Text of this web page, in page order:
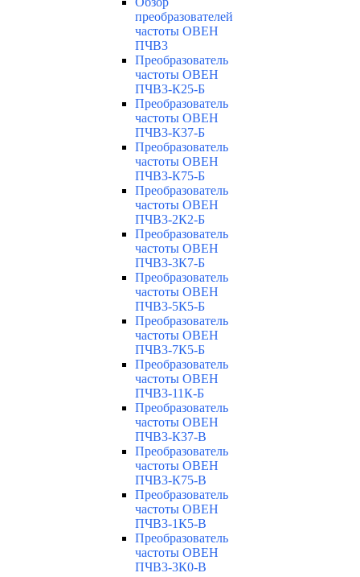
преобразователей
частоты ОВЕН
ПЧВ3
Преобразователь
частоты ОВЕН
ПЧВ3-К25-Б
Преобразователь
частоты ОВЕН
ПЧВ3-К37-Б
Преобразователь
частоты ОВЕН
ПЧВ3-К75-Б
Преобразователь
частоты ОВЕН
ПЧВ3-2К2-Б
Преобразователь
частоты ОВЕН
ПЧВ3-3К7-Б
Преобразователь
частоты ОВЕН
ПЧВ3-5К5-Б
Преобразователь
частоты ОВЕН
ПЧВ3-7К5-Б
Преобразователь
частоты ОВЕН
ПЧВ3-11К-Б
Преобразователь
частоты ОВЕН
ПЧВ3-К37-В
Преобразователь
частоты ОВЕН
ПЧВ3-К75-В
Преобразователь
частоты ОВЕН
ПЧВ3-1К5-В
Преобразователь
частоты ОВЕН
ПЧВ3-3К0-В